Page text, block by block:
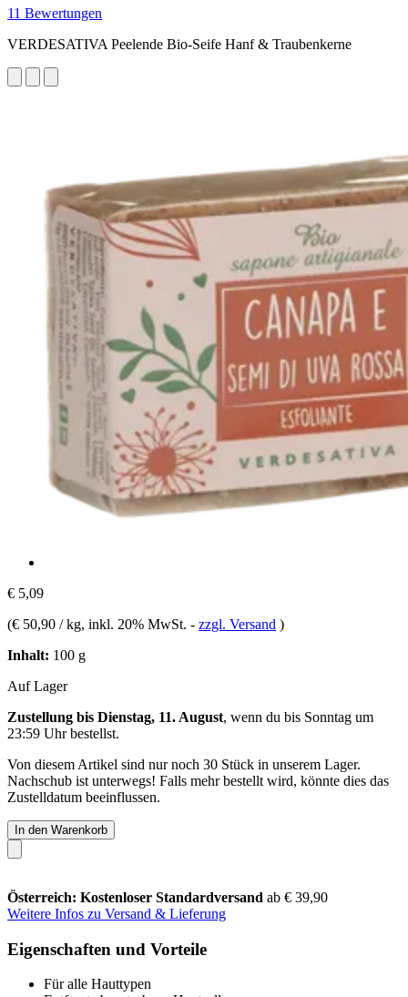
11 Bewertungen
VERDESATIVA Peelende Bio-Seife Hanf & Traubenkerne
€ 5,09
(€ 50,90 / kg, inkl. 20% MwSt. - zzgl. Versand )
Inhalt: 100 g
Auf Lager
Zustellung bis Dienstag, 11. August, wenn du bis Sonntag um
23:59 Uhrbestellst.
Von diesem Artikel sind nur noch 30 Stück in unserem Lager.
Nachschub ist unterwegs! Falls mehr bestellt wird, könnte dies das
Zustelldatum beeinflussen.
In den Warenkorb
Österreich: Kostenloser Standardversand ab € 39,90
Weitere Infos zu Versand & Lieferung
Eigenschaften und Vorteile
Für alle Hauttypen